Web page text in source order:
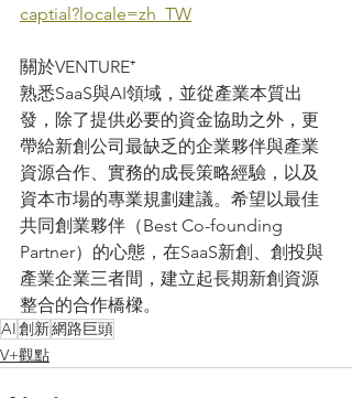
captial?locale=zh_TW
關於VENTURE⁺
熟悉SaaS與AI領域，並從產業本質出
發，除了提供必要的資金協助之外，更
帶給新創公司最缺乏的企業夥伴與產業
資源合作、實務的成長策略經驗，以及
資本市場的專業規劃建議。希望以最佳
共同創業夥伴（Best Co-founding
Partner）的心態，在SaaS新創、創投與
產業企業三者間，建立起長期新創資源
整合的合作橋樑。
AI創新網路巨頭
V+觀點